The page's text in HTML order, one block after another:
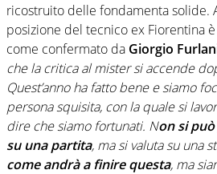
ricostruito delle fondamenta solide.
posizione del tecnico ex Fiorentina
come confermato da Giorgio
che la critica al mister si accende
Quest’anno ha fatto bene e siamo
persona squisita, con la quale si
dire che siamo fortunati. Non si
su una partita, ma si valuta su una
come andrà a finire questa, ma